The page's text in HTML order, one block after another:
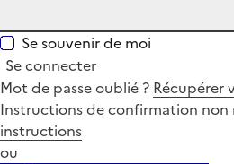
Se souvenir de moi
Se connecter
Mot de passe oublié ? Récupérer
Instructions de confirmation non
instructions
ou